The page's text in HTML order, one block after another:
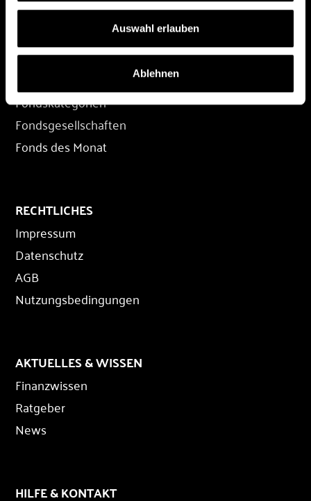
Auswahl erlauben
Ablehnen
FONDS
Fondskategorien
Fondsgesellschaften
Fonds des Monat
RECHTLICHES
Impressum
Datenschutz
AGB
Nutzungsbedingungen
AKTUELLES & WISSEN
Finanzwissen
Ratgeber
News
HILFE & KONTAKT